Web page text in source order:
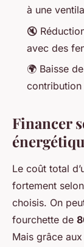
à une
🔇
avec des
🌍 Baisse
Financer
Le coût total
fortement
choisis. On
fourchette de
Mais grâce